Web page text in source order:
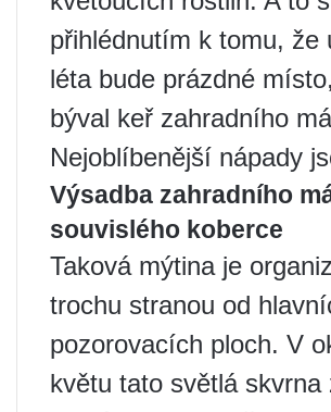
přihlédnutím k tomu, že
léta bude prázdné
býval keř zahradního
Nejoblíbenější nápady
Výsadba zahradního
souvislého koberce
Taková mýtina je
trochu stranou od
pozorovacích ploch. V
květu tato světlá skvrna